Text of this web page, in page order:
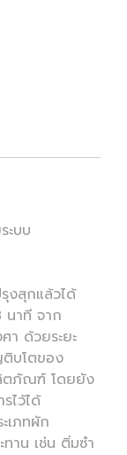
ะบบ
งสุกแล้วได้
นาที จาก
ด้วยระยะ
ติบโตของ
ตภัณฑ์ โดยยัง
ไว้ได้
เภทผัก
าน เช่น ติ่มซำ